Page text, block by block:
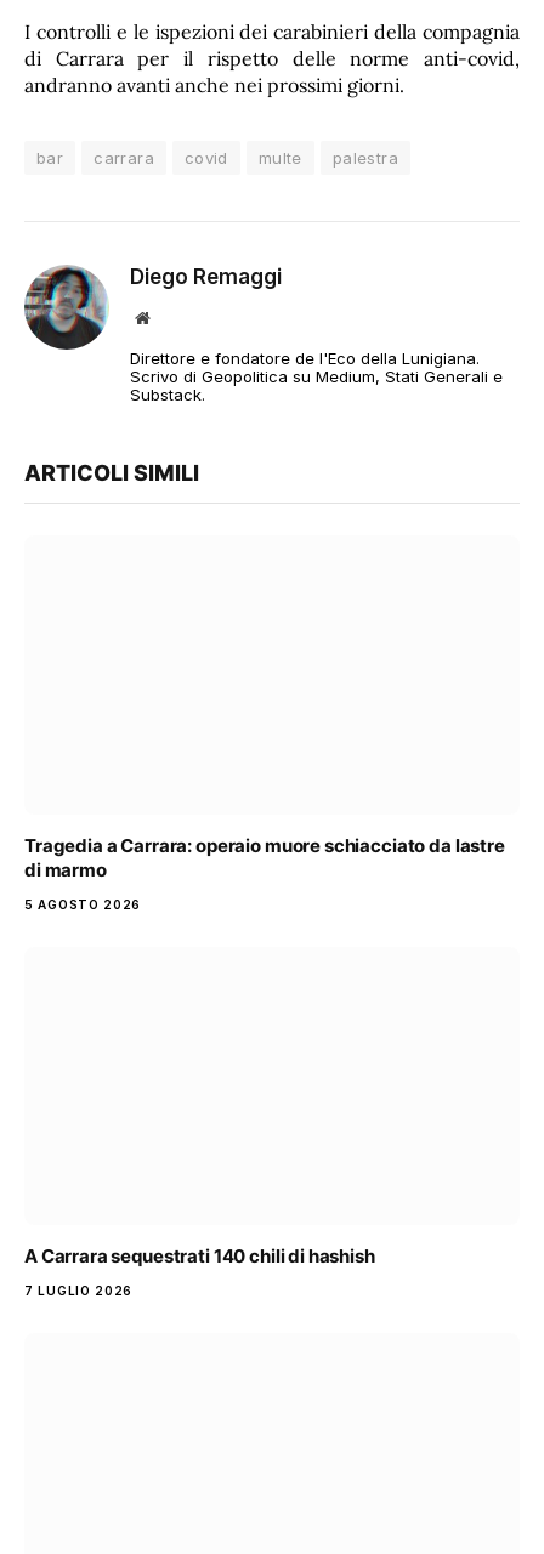
I controlli e le ispezioni dei carabinieri della compagnia
di Carrara per il rispetto delle norme anti-covid,
andranno avanti anche nei prossimi giorni.
bar carrara covid multe palestra
Diego Remaggi
Sito
Direttore e fondatore de l'Eco della Lunigiana.
Scrivo di Geopolitica su Medium, Stati Generali e
Substack.
ARTICOLI SIMILI
Tragedia a Carrara: operaio muore schiacciato da lastre
di marmo
5 AGOSTO 2026
A Carrara sequestrati 140 chili di hashish
7 LUGLIO 2026